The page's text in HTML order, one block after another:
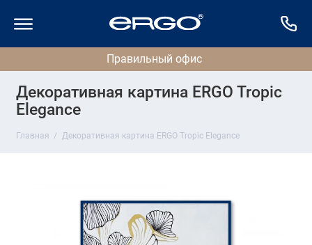
Декоративная картина ERGO Tropic
Elegance
Главная Декоративная картина ERGO Tropic Elegance